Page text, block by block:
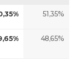
51,35%
48,65%